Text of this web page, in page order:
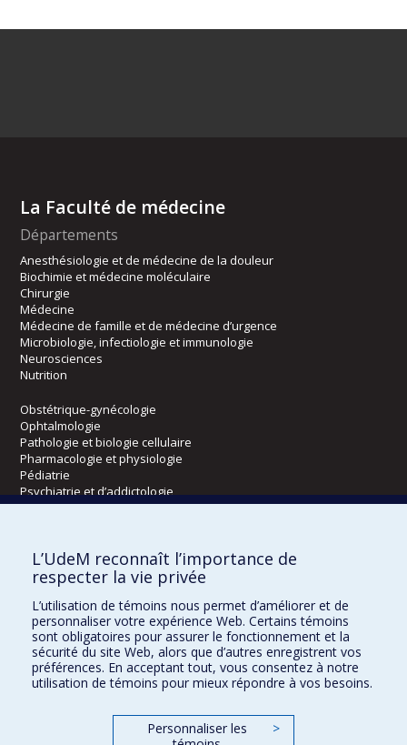
La Faculté de médecine
Départements
Anesthésiologie et de médecine de la douleur
Biochimie et médecine moléculaire
Chirurgie
Médecine
Médecine de famille et de médecine d’urgence
Microbiologie, infectiologie et immunologie
Neurosciences
Nutrition
Obstétrique-gynécologie
Ophtalmologie
Pathologie et biologie cellulaire
Pharmacologie et physiologie
Pédiatrie
Psychiatrie et d’addictologie
Radiologie, radio-oncologie et médecine nucléaire
Écoles
Orthophonie et audiologie
Réadaptation
Directions
L’UdeM reconnaît l’importance de
respecter la vie privée
L’utilisation de témoins nous permet d’améliorer et de
personnaliser votre expérience Web. Certains témoins
sont obligatoires pour assurer le fonctionnement et la
sécurité du site Web, alors que d’autres enregistrent vos
préférences. En acceptant tout, vous consentez à notre
utilisation de témoins pour mieux répondre à vos besoins.
Personnaliser les
>